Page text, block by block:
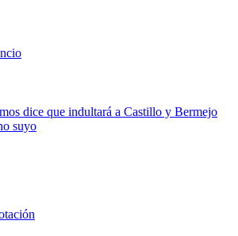
dice que indultará a Castillo y Bermejo
suyo